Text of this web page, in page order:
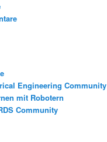
Engineering Community
mit Robotern
Community